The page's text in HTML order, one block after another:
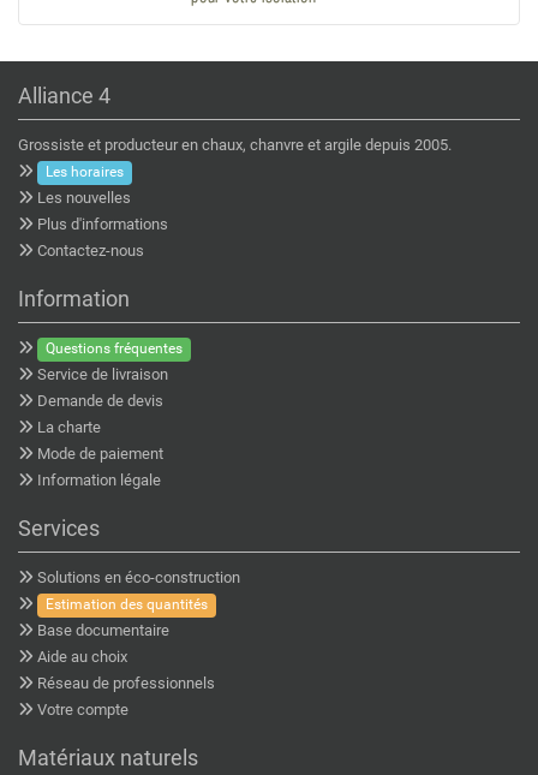
Alliance 4
Grossiste et producteur en chaux, chanvre et argile depuis 2005.
Les horaires
Les nouvelles
Plus d'informations
Contactez-nous
Information
Questions fréquentes
Service de livraison
Demande de devis
La charte
Mode de paiement
Information légale
Services
Solutions en éco-construction
Estimation des quantités
Base documentaire
Aide au choix
Réseau de professionnels
Votre compte
Matériaux naturels